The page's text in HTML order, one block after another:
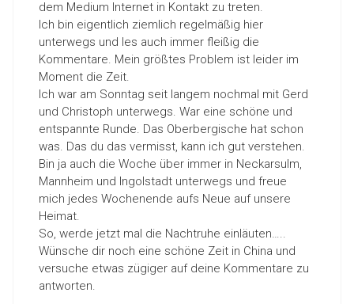
dem Medium Internet in Kontakt zu treten.
Ich bin eigentlich ziemlich regelmäßig hier
unterwegs und les auch immer fleißig die
Kommentare. Mein größtes Problem ist leider im
Moment die Zeit.
Ich war am Sonntag seit langem nochmal mit Gerd
und Christoph unterwegs. War eine schöne und
entspannte Runde. Das Oberbergische hat schon
was. Das du das vermisst, kann ich gut verstehen.
Bin ja auch die Woche über immer in Neckarsulm,
Mannheim und Ingolstadt unterwegs und freue
mich jedes Wochenende aufs Neue auf unsere
Heimat.
So, werde jetzt mal die Nachtruhe einläuten…..
Wünsche dir noch eine schöne Zeit in China und
versuche etwas zügiger auf deine Kommentare zu
antworten.